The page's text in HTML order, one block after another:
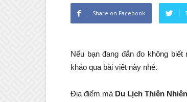
Share on Facebook
Nếu bạn đang đắn đo không
khảo qua bài viết này nhé.
Địa điểm mà Du Lịch Thiên Nhiên